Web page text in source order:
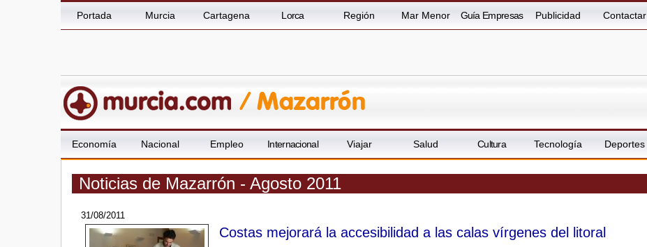
Portada Murcia Cartagena Lorca Región Mar Menor Guía Empresas Publicidad Contactar
Economía Nacional Empleo Internacional Viajar Salud Cultura Tecnología Deportes
Noticias de Mazarrón - Agosto 2011
31/08/2011
Costas mejorará la accesibilidad a las calas vírgenes del litoral